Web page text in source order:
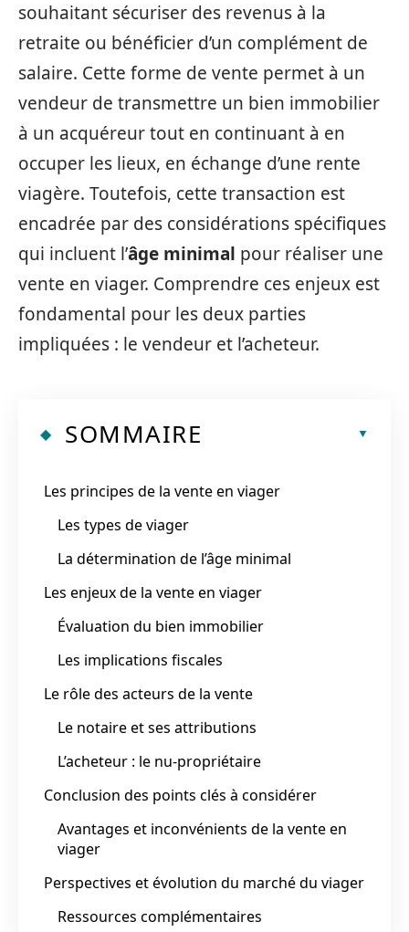
souhaitant sécuriser des revenus à la
retraite ou bénéficier d’un complément de
salaire. Cette forme de vente permet à un
vendeur de transmettre un bien immobilier
à un acquéreur tout en continuant à en
occuper les lieux, en échange d’une rente
viagère. Toutefois, cette transaction est
encadrée par des considérations spécifiques
qui incluent l’âge minimal pour réaliser une
vente en viager. Comprendre ces enjeux est
fondamental pour les deux parties
impliquées : le vendeur et l’acheteur.
SOMMAIRE
Les principes de la vente en viager
Les types de viager
La détermination de l’âge minimal
Les enjeux de la vente en viager
Évaluation du bien immobilier
Les implications fiscales
Le rôle des acteurs de la vente
Le notaire et ses attributions
L’acheteur : le nu-propriétaire
Conclusion des points clés à considérer
Avantages et inconvénients de la vente en
viager
Perspectives et évolution du marché du viager
Ressources complémentaires